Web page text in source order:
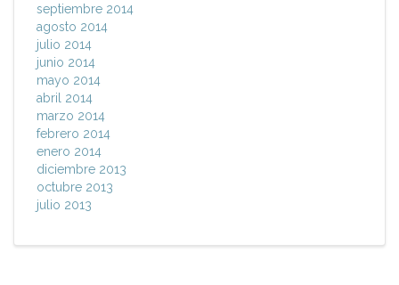
septiembre 2014
agosto 2014
julio 2014
junio 2014
mayo 2014
abril 2014
marzo 2014
febrero 2014
enero 2014
diciembre 2013
octubre 2013
julio 2013